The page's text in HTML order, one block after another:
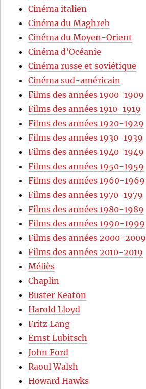
Cinéma italien
Cinéma du Maghreb
Cinéma du Moyen-Orient
Cinéma d’Océanie
Cinéma russe et soviétique
Cinéma sud-américain
Films des années 1900-1909
Films des années 1910-1919
Films des années 1920-1929
Films des années 1930-1939
Films des années 1940-1949
Films des années 1950-1959
Films des années 1960-1969
Films des années 1970-1979
Films des années 1980-1989
Films des années 1990-1999
Films des années 2000-2009
Films des années 2010-2019
Méliès
Chaplin
Buster Keaton
Harold Lloyd
Fritz Lang
Ernst Lubitsch
John Ford
Raoul Walsh
Howard Hawks